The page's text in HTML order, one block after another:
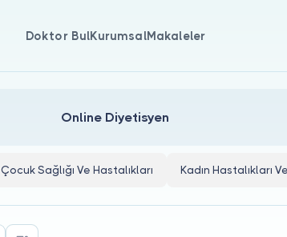
Doktor BulKurumsalMakaleler
Online Diyetisyen
Çocuk Sağlığı Ve Hastalıkları Kadın Hastalıkları